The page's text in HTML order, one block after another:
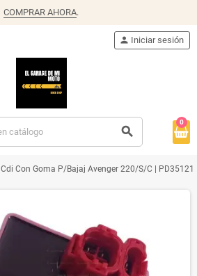
COMPRAR AHORA.
search
person Iniciar sesión
0
Cdi Con Goma P/Bajaj Avenger 220/S/C |